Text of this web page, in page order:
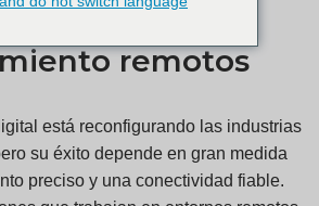
y el
remotos
está reconfigurando las industrias
su éxito depende en gran medida
preciso y una conectividad fiable.